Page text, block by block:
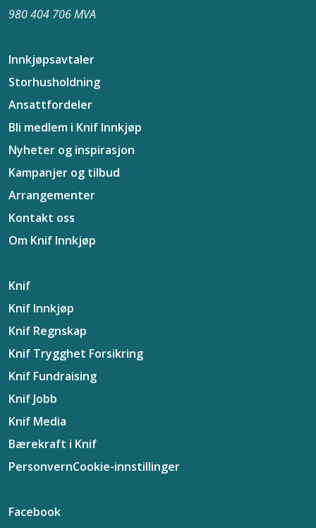
980 404 706 MVA
Innkjøpsavtaler
Storhusholdning
Ansattfordeler
Bli medlem i Knif Innkjøp
Nyheter og inspirasjon
Kampanjer og tilbud
Arrangementer
Kontakt oss
Om Knif Innkjøp
Knif
Knif Innkjøp
Knif Regnskap
Knif Trygghet Forsikring
Knif Fundraising
Knif Jobb
Knif Media
Bærekraft i Knif
PersonvernCookie-innstillinger
Facebook